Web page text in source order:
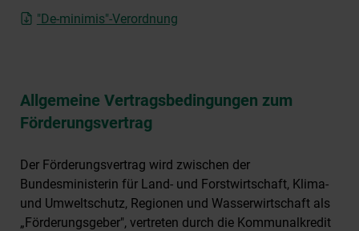
"De-minimis"-Verordnung
Allgemeine Vertragsbedingungen zum
Förderungsvertrag
Der Förderungsvertrag wird zwischen der
Bundesministerin für Land- und Forstwirtschaft, Klima-
und Umweltschutz, Regionen und Wasserwirtschaft als
„Förderungsgeber", vertreten durch die Kommunalkredit